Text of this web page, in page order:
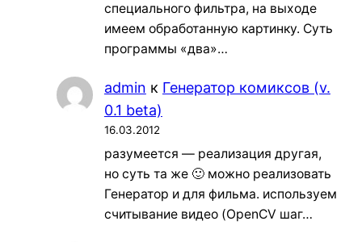
специального фильтра, на выходе
имеем обработанную картинку. Суть
программы «два»…
admin к Генератор комиксов (v.
0.1 beta)
16.03.2012
разумеется — реализация другая,
но суть та же 🙂 можно реализовать
Генератор и для фильма. используем
считывание видео (OpenCV шаг…